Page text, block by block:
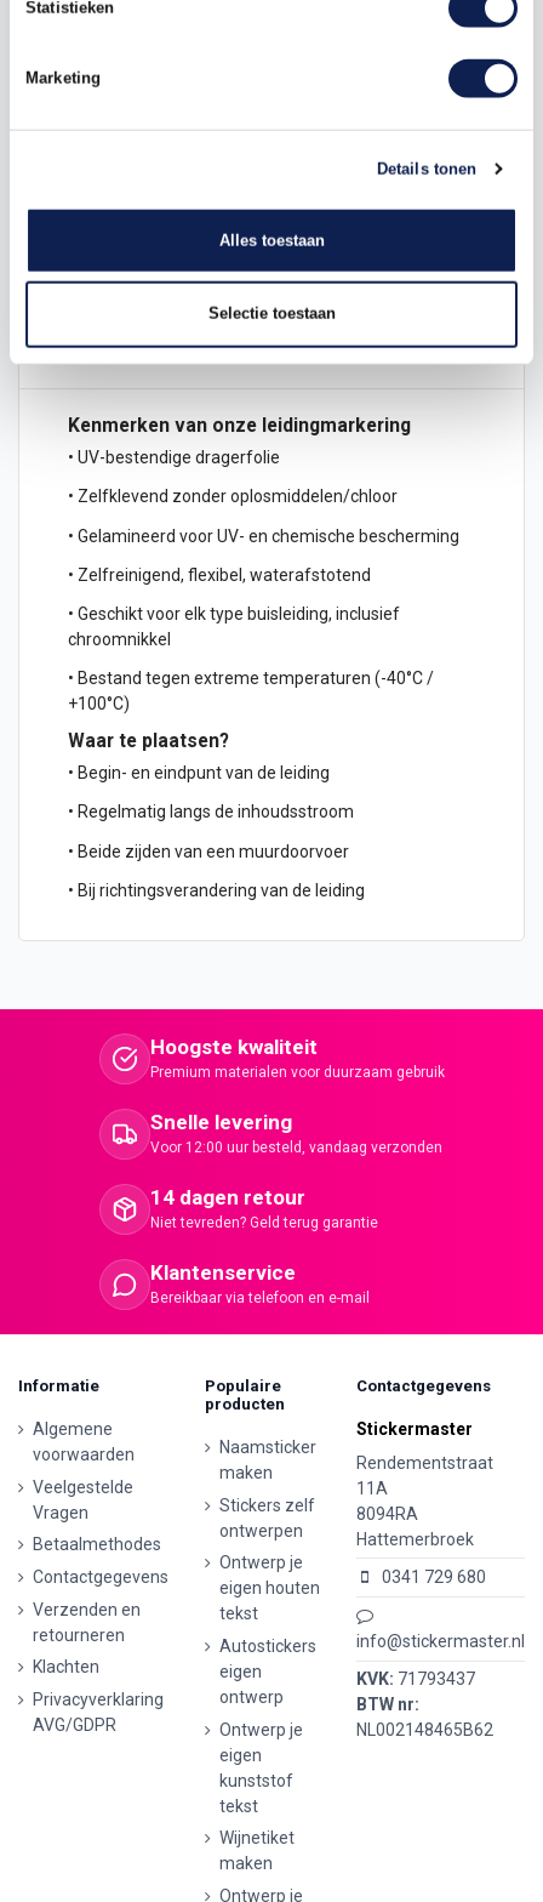
Statistieken
Marketing
Details tonen
Alles toestaan
Selectie toestaan
Omschrijving
Product details
Kenmerken van onze leidingmarkering
• UV-bestendige dragerfolie
• Zelfklevend zonder oplosmiddelen/chloor
• Gelamineerd voor UV- en chemische bescherming
• Zelfreinigend, flexibel, waterafstotend
• Geschikt voor elk type buisleiding, inclusief
chroomnikkel
• Bestand tegen extreme temperaturen (-40°C /
+100°C)
Waar te plaatsen?
• Begin- en eindpunt van de leiding
• Regelmatig langs de inhoudsstroom
• Beide zijden van een muurdoorvoer
• Bij richtingsverandering van de leiding
Hoogste kwaliteit
Premium materialen voor duurzaam gebruik
Snelle levering
Voor 12:00 uur besteld, vandaag verzonden
14 dagen retour
Niet tevreden? Geld terug garantie
Klantenservice
Bereikbaar via telefoon en e-mail
Informatie
Algemene
voorwaarden
Veelgestelde
Vragen
Betaalmethodes
Contactgegevens
Verzenden en
retourneren
Klachten
Privacyverklaring
AVG/GDPR
Populaire
producten
Naamsticker
maken
Stickers zelf
ontwerpen
Ontwerp je
eigen houten
tekst
Autostickers
eigen
ontwerp
Ontwerp je
eigen
kunststof
tekst
Wijnetiket
maken
Ontwerp je
Contactgegevens
Stickermaster
Rendementstraat
11A
8094RA
Hattemerbroek
0341 729 680
info@stickermaster.nl
KVK: 71793437
BTW nr:
NL002148465B62